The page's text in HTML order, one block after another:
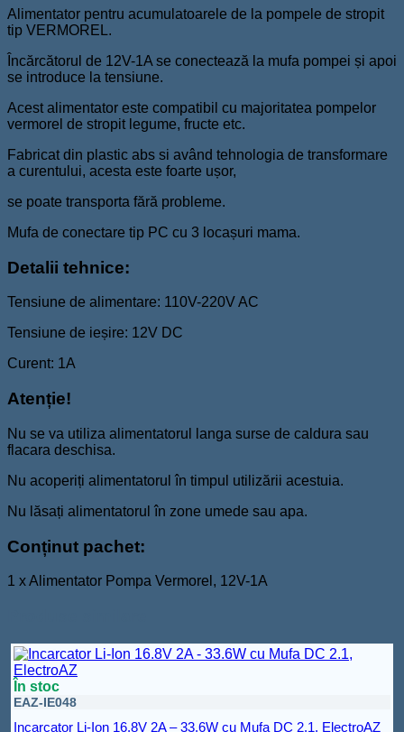
Alimentator pentru acumulatoarele de la pompele de stropit
tip VERMOREL.
Încărcătorul de 12V-1A se conectează la mufa pompei și apoi
se introduce la tensiune.
Acest alimentator este compatibil cu majoritatea pompelor
vermorel de stropit legume, fructe etc.
Fabricat din plastic abs si având tehnologia de transformare
a curentului, acesta este foarte ușor,
se poate transporta fără probleme.
Mufa de conectare tip PC cu 3 locașuri mama.
Detalii tehnice:
Tensiune de alimentare: 110V-220V AC
Tensiune de ieșire: 12V DC
Curent: 1A
Atenție!
Nu se va utiliza alimentatorul langa surse de caldura sau
flacara deschisa.
Nu acoperiți alimentatorul în timpul utilizării acestuia.
Nu lăsați alimentatorul în zone umede sau apa.
Conținut pachet:
1 x Alimentator Pompa Vermorel, 12V-1A
În stoc
EAZ-IE048
Incarcator Li-Ion 16.8V 2A – 33.6W cu Mufa DC 2.1, ElectroAZ